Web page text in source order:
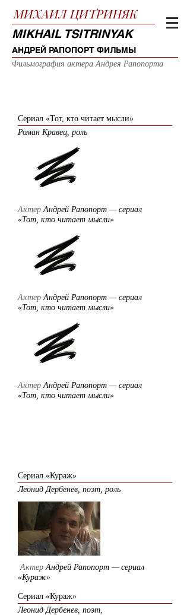
МИХАИЛ ЦИТРИНЯК
MIKHAIL TSITRINYAK
АНДРЕЙ РАПОПОРТ ФИЛЬМЫ
Фильмография актера Андрея Рапопорта
Сериал «Тот, кто читает мысли»
Роман Кравец, роль
АктерАндрей Рапопорт — сериал
«Тот, кто читает мысли»
АктерАндрей Рапопорт — сериал
«Тот, кто читает мысли»
АктерАндрей Рапопорт — сериал
«Тот, кто читает мысли»
Сериал «Кураж»
Леонид Дербенев, поэт, роль
АктерАндрей Рапопорт — сериал
«Кураж»
Сериал «Кураж»
Леонид Дербенев, поэт,